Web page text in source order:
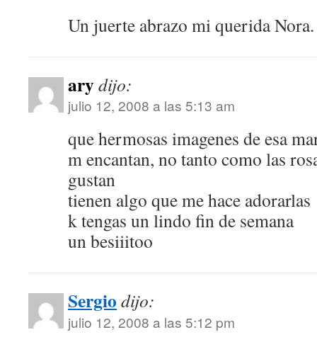
Un juerte abrazo mi querida
arydijo:
julio 12, 2008 a las 5:13 am
que hermosas imagenes de esa
m encantan, no tanto como las
gustan
tienen algo que me hace adorarlas
k tengas un lindo fin de semana
un besiiitoo
Sergio dijo:
julio 12, 2008 a las 5:12 pm